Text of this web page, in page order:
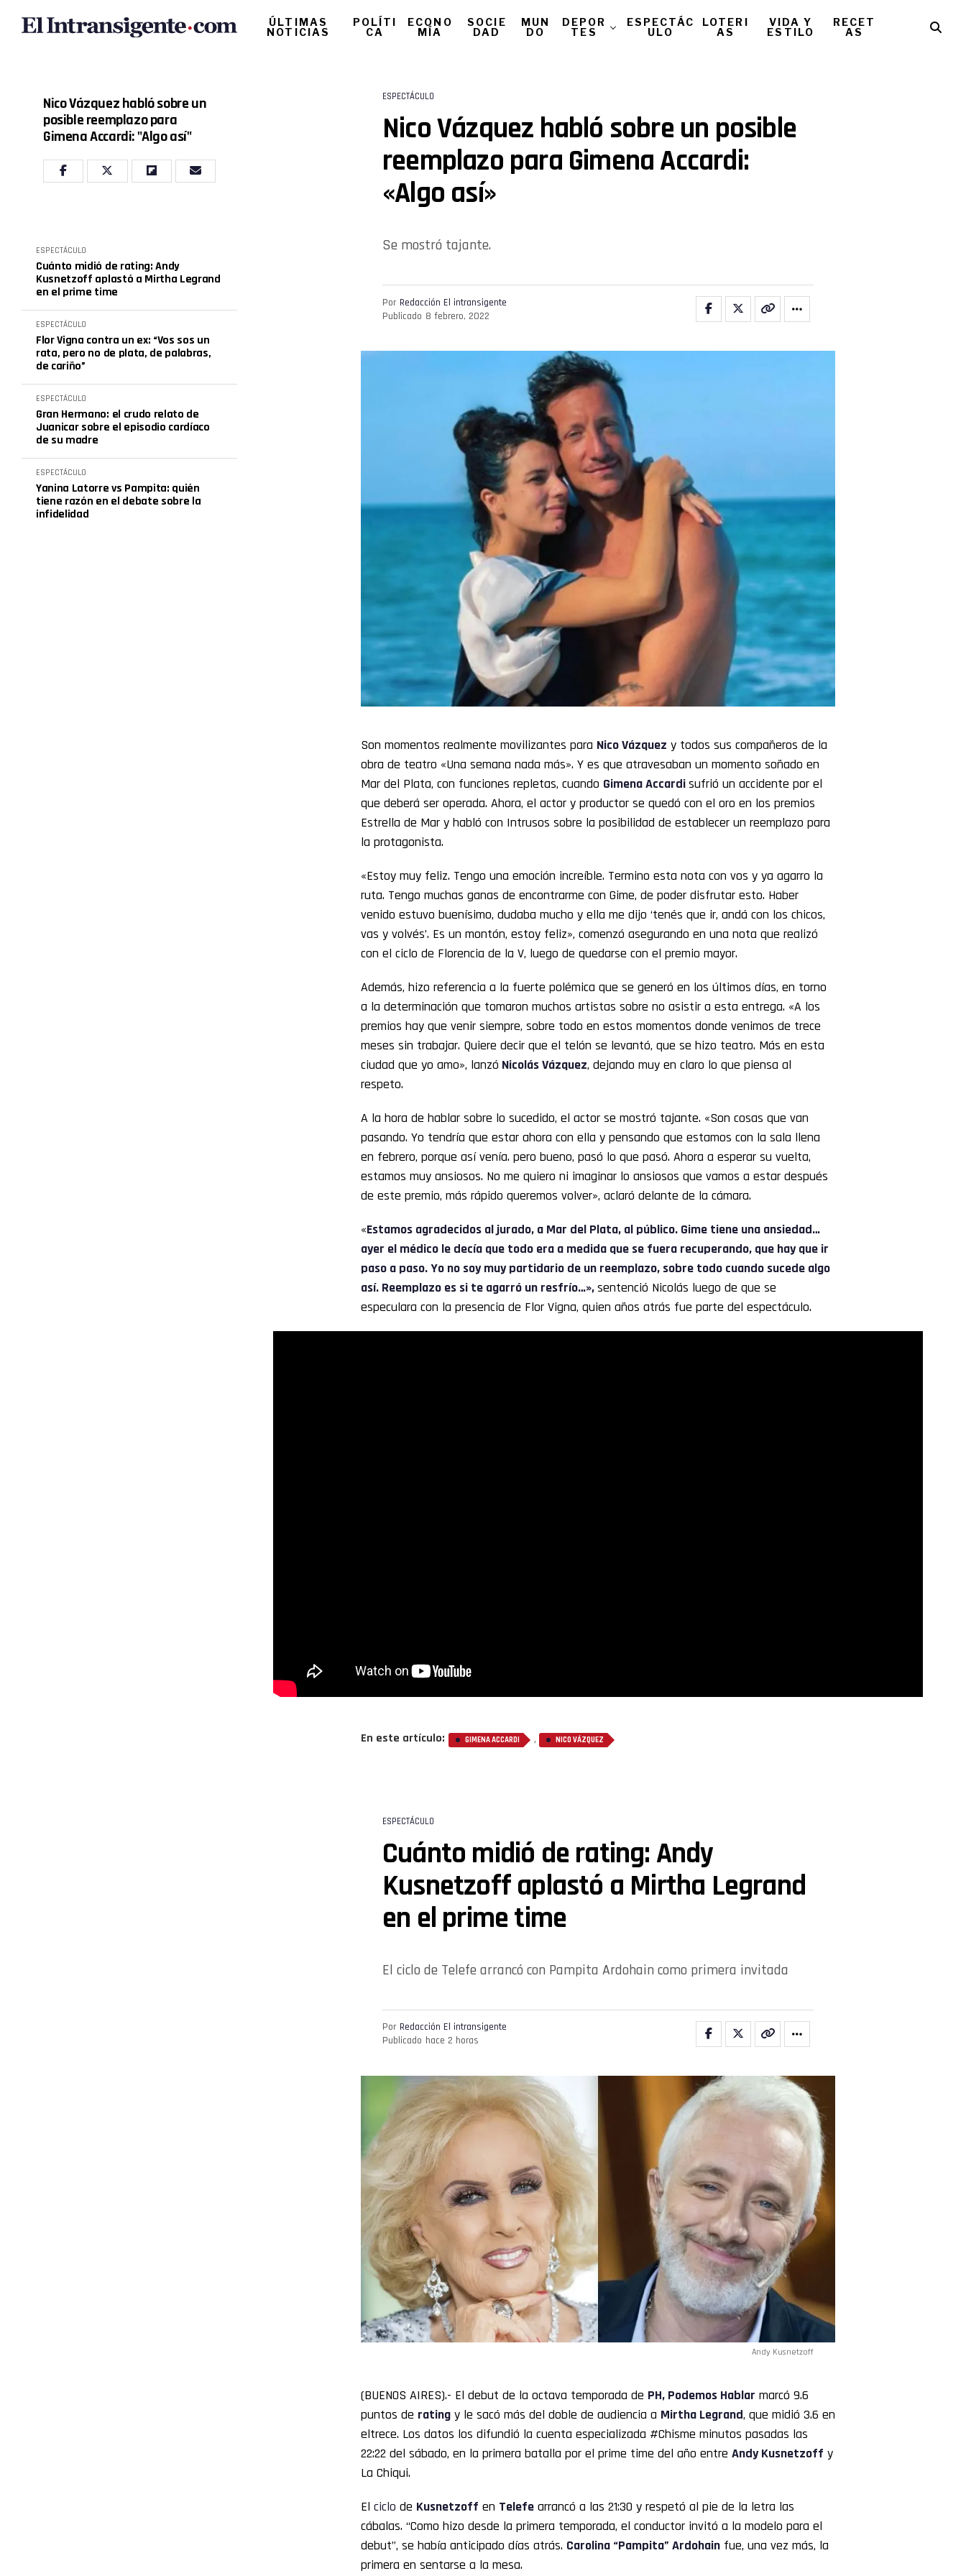
ÚLTIMAS
NOTICIAS
POLÍTI
CA
ECONO
MÍA
SOCIE
DAD
MUN
DO
DEPOR
TES
ESPECTÁC
ULO
LOTERI
AS
VIDA Y
ESTILO
RECET
AS
Nico Vázquez habló sobre un
posible reemplazo para
Gimena Accardi: "Algo así"
ESPECTÁCULO
Cuánto midió de rating: Andy
Kusnetzoff aplastó a Mirtha Legrand
en el prime time
ESPECTÁCULO
Flor Vigna contra un ex: “Vos sos un
rata, pero no de plata, de palabras,
de cariño”
ESPECTÁCULO
Gran Hermano: el crudo relato de
Juanicar sobre el episodio cardíaco
de su madre
ESPECTÁCULO
Yanina Latorre vs Pampita: quién
tiene razón en el debate sobre la
infidelidad
ESPECTÁCULO
Nico Vázquez habló sobre un posible
reemplazo para Gimena Accardi:
«Algo así»
Se mostró tajante.
Por Redacción El intransigente
Publicado 8 febrero, 2022
Son momentos realmente movilizantes para Nico Vázquez y todos sus compañeros de la
obra de teatro «Una semana nada más». Y es que atravesaban un momento soñado en
Mar del Plata, con funciones repletas, cuando Gimena Accardisufrió un accidente por el
que deberá ser operada. Ahora, el actor y productor se quedó con el oro en los premios
Estrella de Mar y habló con Intrusos sobre la posibilidad de establecer un reemplazo para
la protagonista.
«Estoy muy feliz. Tengo una emoción increíble. Termino esta nota con vos y ya agarro la
ruta. Tengo muchas ganas de encontrarme con Gime, de poder disfrutar esto. Haber
venido estuvo buenísimo, dudaba mucho y ella me dijo ‘tenés que ir, andá con los chicos,
vas y volvés’. Es un montón, estoy feliz», comenzó asegurando en una nota que realizó
con el ciclo de Florencia de la V, luego de quedarse con el premio mayor.
Además, hizo referencia a la fuerte polémica que se generó en los últimos días, en torno
a la determinación que tomaron muchos artistas sobre no asistir a esta entrega. «A los
premios hay que venir siempre, sobre todo en estos momentos donde venimos de trece
meses sin trabajar. Quiere decir que el telón se levantó, que se hizo teatro. Más en esta
ciudad que yo amo», lanzó Nicolás Vázquez, dejando muy en claro lo que piensa al
respeto.
A la hora de hablar sobre lo sucedido, el actor se mostró tajante. «Son cosas que van
pasando. Yo tendría que estar ahora con ella y pensando que estamos con la sala llena
en febrero, porque así venía. pero bueno, pasó lo que pasó. Ahora a esperar su vuelta,
estamos muy ansiosos. No me quiero ni imaginar lo ansiosos que vamos a estar después
de este premio, más rápido queremos volver», aclaró delante de la cámara.
«Estamos agradecidos al jurado, a Mar del Plata, al público. Gime tiene una ansiedad…
ayer el médico le decía que todo era a medida que se fuera recuperando, que hay que ir
paso a paso. Yo no soy muy partidario de un reemplazo, sobre todo cuando sucede algo
así. Reemplazo es si te agarró un resfrío…»,sentenció Nicolás luego de que se
especulara con la presencia de Flor Vigna, quien años atrás fue parte del espectáculo.
En este artículo: GIMENA ACCARDI , NICO VÁZQUEZ
ESPECTÁCULO
Cuánto midió de rating: Andy
Kusnetzoff aplastó a Mirtha Legrand
en el prime time
El ciclo de Telefe arrancó con Pampita Ardohain como primera invitada
Por Redacción El intransigente
Publicado hace 2 horas
Andy Kusnetzoff
(BUENOS AIRES).- El debut de la octava temporada de PH, Podemos Hablar marcó 9.6
puntos de rating y le sacó más del doble de audiencia a Mirtha Legrand, que midió 3.6 en
eltrece. Los datos los difundió la cuenta especializada #Chisme minutos pasadas las
22:22 del sábado, en la primera batalla por el prime time del año entre Andy Kusnetzoff y
La Chiqui.
El ciclo de Kusnetzoff en Telefe arrancó a las 21:30 y respetó al pie de la letra las
cábalas. “Como hizo desde la primera temporada, el conductor invitó a la modelo para el
debut”, se había anticipado días atrás. Carolina “Pampita” Ardohain fue, una vez más, la
primera en sentarse a la mesa.